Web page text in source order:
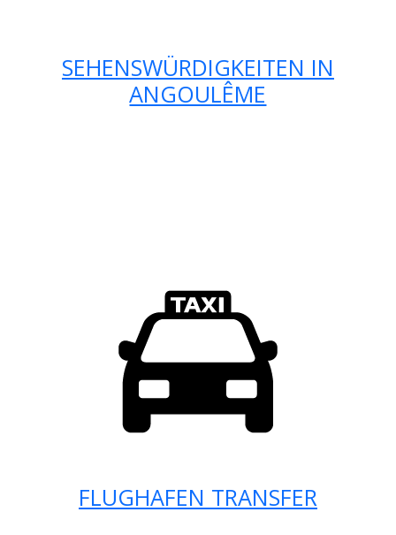
SEHENSWÜRDIGKEITEN IN
ANGOULÊME
FLUGHAFEN TRANSFER